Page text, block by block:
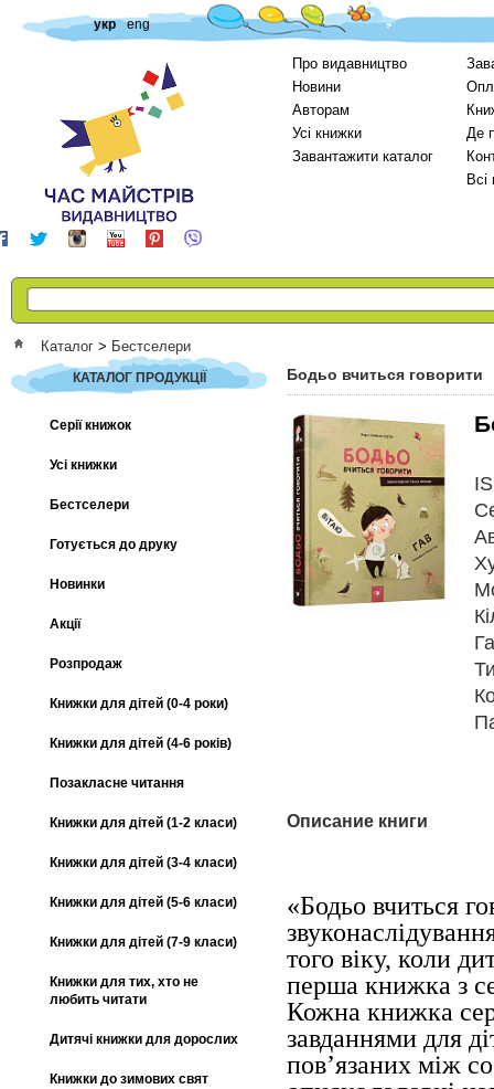
укр eng
Про видавництво
Новини
Авторам
Усі книжки
Завантажити каталог
Де
Каталог > Бестселери
КАТАЛОГ ПРОДУКЦІЇ
Серії книжок
Усі книжки
Бестселери
Готується до друку
Новинки
Акції
Розпродаж
Книжки для дітей (0-4 роки)
Книжки для дітей (4-6 років)
Позакласне читання
Книжки для дітей (1-2 класи)
Книжки для дітей (3-4 класи)
Книжки для дітей (5-6 класи)
Книжки для дітей (7-9 класи)
Книжки для тих, хто не
любить читати
Дитячі книжки для дорослих
Книжки до зимових свят
Бодьо вчиться говорити
Описание книги
«Бодьо вчиться
того віку, коли
перша книжка з
Кожна книжка
завданнями для
пов’язаних між